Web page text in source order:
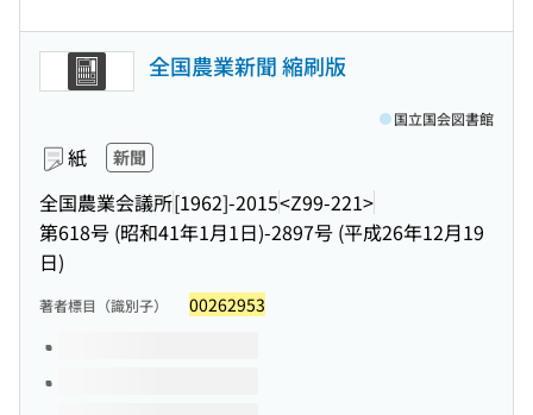
全国農業新聞 縮刷版
紙 新聞
全国農業会議所[1962]-2015<Z99-221>
第618号 (昭和41年1月1日)-2897号 (平成26年12月19
日)
国立国会図書館
著者標目（識別子） 00262953
このタイトルの巻号